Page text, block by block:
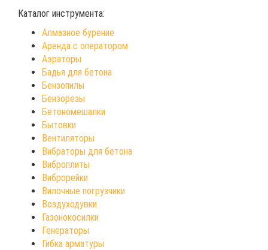
Каталог инструмента:
Алмазное бурение
Аренда с оператором
Аэраторы
Бадья для бетона
Бензопилы
Бензорезы
Бетономешалки
Бытовки
Вентиляторы
Вибраторы для бетона
Виброплиты
Виброрейки
Вилочные погрузчики
Воздуходувки
Газонокосилки
Генераторы
Гибка арматуры